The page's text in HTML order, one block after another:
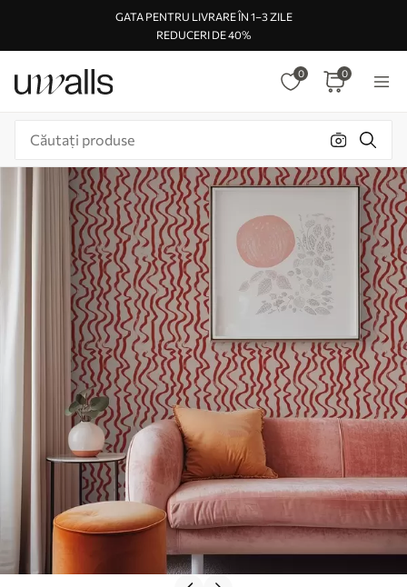
GATA PENTRU LIVRARE ÎN 1–3 ZILE
REDUCERI DE 40%
0 0